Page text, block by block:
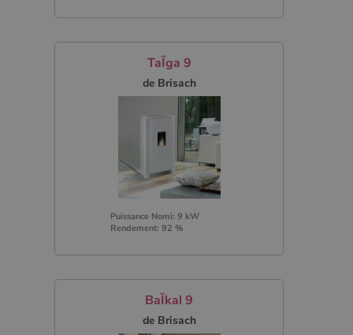
TaÏga 9
de Brisach
Puissance Nomi: 9 kW
Rendement: 92 %
BaÏkal 9
de Brisach